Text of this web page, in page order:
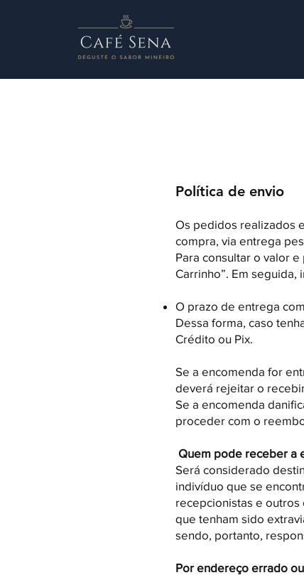
Política de envio
Os pedidos realizados
compra, via entrega
Para consultar o valor
Carrinho”. Em seguida,
O prazo de entrega
Dessa forma, caso
Crédito ou Pix.​
Se a encomenda for
deverá rejeitar o
Se a encomenda
proceder com o
Quem pode receber a
Será considerado
indivíduo que se
recepcionistas e
que tenham sido
sendo, portanto,
Por endereço errado